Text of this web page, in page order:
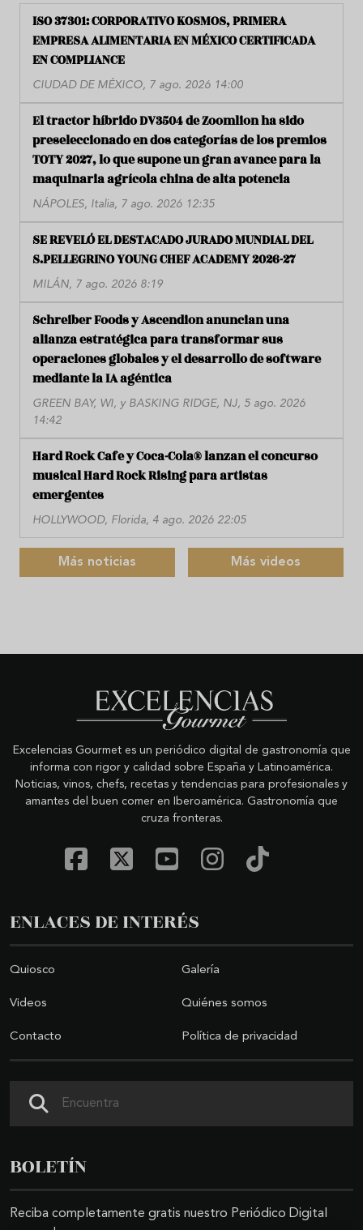
ISO 37301: CORPORATIVO KOSMOS, PRIMERA
EMPRESA ALIMENTARIA EN MÉXICO CERTIFICADA
EN COMPLIANCE
CIUDAD DE MÉXICO, 7 ago. 2026 14:00
El tractor híbrido DV3504 de Zoomlion ha sido
preseleccionado en dos categorías de los premios
TOTY 2027, lo que supone un gran avance para la
maquinaria agrícola china de alta potencia
NÁPOLES, Italia, 7 ago. 2026 12:35
SE REVELÓ EL DESTACADO JURADO MUNDIAL DEL
S.PELLEGRINO YOUNG CHEF ACADEMY 2026-27
MILÁN, 7 ago. 2026 8:19
Schreiber Foods y Ascendion anuncian una
alianza estratégica para transformar sus
operaciones globales y el desarrollo de software
mediante la IA agéntica
GREEN BAY, WI, y BASKING RIDGE, NJ, 5 ago. 2026
14:42
Hard Rock Cafe y Coca-Cola® lanzan el concurso
musical Hard Rock Rising para artistas
emergentes
HOLLYWOOD, Florida, 4 ago. 2026 22:05
Más noticias Más videos
Excelencias Gourmet es un periódico digital de gastronomía que
informa con rigor y calidad sobre España y Latinoamérica.
Noticias, vinos, chefs, recetas y tendencias para profesionales y
amantes del buen comer en Iberoamérica. Gastronomía que
cruza fronteras.
ENLACES DE INTERÉS
Quiosco Galería
Videos Quiénes somos
Contacto Política de privacidad
BOLETÍN
Reciba completamente gratis nuestro Periódico Digital